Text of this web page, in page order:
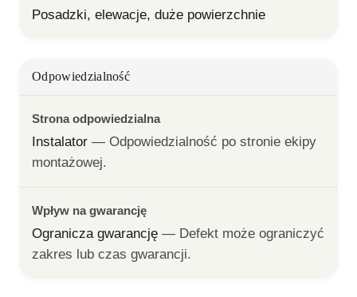
Posadzki, elewacje, duże powierzchnie
Odpowiedzialność
Strona odpowiedzialna
Instalator — Odpowiedzialność po stronie ekipy
montażowej.
Wpływ na gwarancję
Ogranicza gwarancję — Defekt może ograniczyć
zakres lub czas gwarancji.